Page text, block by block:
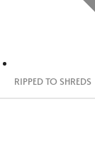
RIPPED TO SHREDS